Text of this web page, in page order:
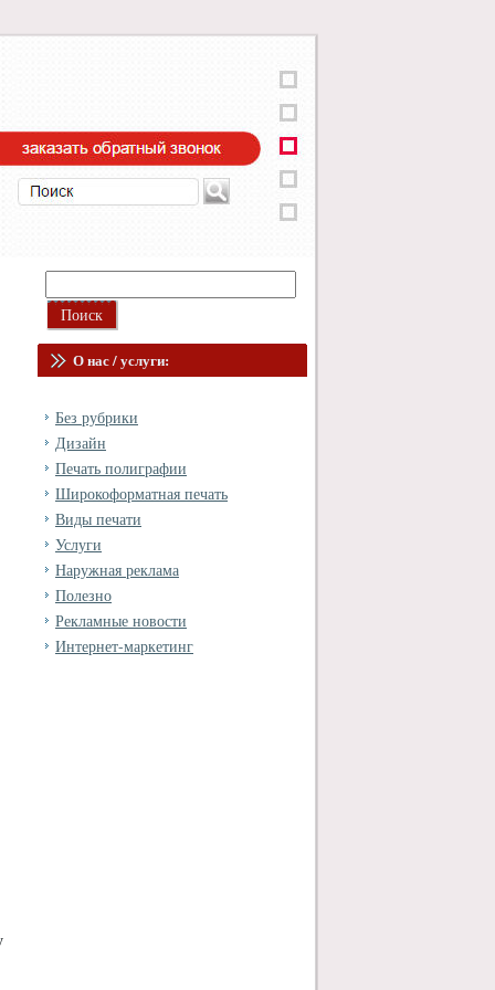
О нас / услуги:
Без рубрики
Дизайн
Печать полиграфии
Широкоформатная печать
Виды печати
Услуги
Наружная реклама
Полезно
Рекламные новости
Интернет-маркетинг